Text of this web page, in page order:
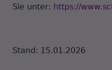
Sie unter: https://
Stand: 15.01.2026